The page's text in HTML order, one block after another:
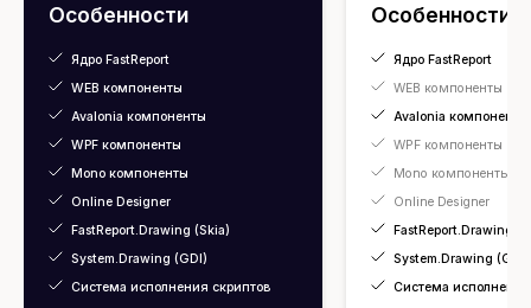
Особенности
Ядро FastReport
WEB компоненты
Avalonia компоненты
WPF компоненты
Mono компоненты
Online Designer
FastReport.Drawing (Skia)
System.Drawing (GDI)
Система исполнения скриптов
Особенности
Ядро FastReport
WEB компоненты
Avalonia компоненты
WPF компоненты
Mono компоненты
Online Designer
FastReport.Drawing
System.Drawing (GDI)
Система